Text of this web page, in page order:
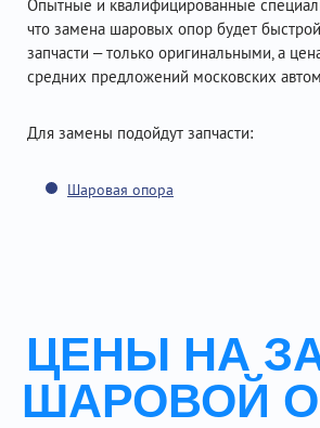
Опытные и квалифицированные
что замена шаровых опор будет
запчасти – только оригинальными, а
средних предложений московских
Для замены подойдут запчасти:
Шаровая опора
ЦЕНЫ НА
ШАРОВОЙ